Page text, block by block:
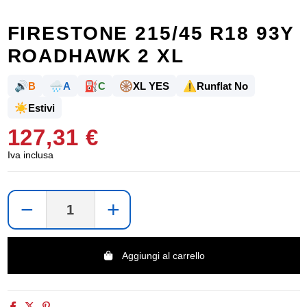
FIRESTONE 215/45 R18 93Y
ROADHAWK 2 XL
🔊B 🌧️A ⛽C 🛞XL YES ⚠️Runflat No
☀️Estivi
127,31 €
Iva inclusa
− +
Aggiungi al carrello